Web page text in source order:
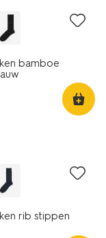
bamboe
rib stippen